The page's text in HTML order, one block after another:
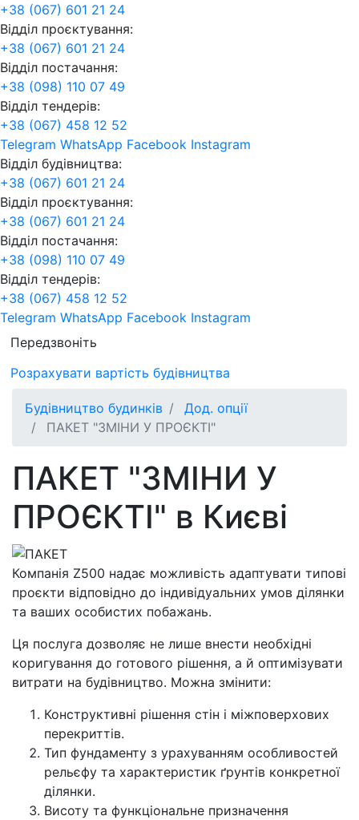
+38 (067) 601 21 24
Відділ проєктування:
+38 (067) 601 21 24
Відділ постачання:
+38 (098) 110 07 49
Відділ тендерів:
+38 (067) 458 12 52
Telegram WhatsApp Facebook Instagram
Відділ будівництва:
+38 (067) 601 21 24
Відділ проєктування:
+38 (067) 601 21 24
Відділ постачання:
+38 (098) 110 07 49
Відділ тендерів:
+38 (067) 458 12 52
Telegram WhatsApp Facebook Instagram
Передзвоніть
Розрахувати вартість будівництва
Будівництво будинків
Дод. опції
ПАКЕТ "ЗМІНИ У ПРОЄКТІ"
ПАКЕТ "ЗМІНИ У
ПРОЄКТІ" в Києві
Компанія Z500 надає можливість адаптувати типові
проєкти відповідно до індивідуальних умов ділянки
та ваших особистих побажань.
Ця послуга дозволяє не лише внести необхідні
коригування до готового рішення, а й оптимізувати
витрати на будівництво. Можна змінити:
Конструктивні рішення стін і міжповерхових
перекриттів.
Тип фундаменту з урахуванням особливостей
рельєфу та характеристик ґрунтів конкретної
ділянки.
Висоту та функціональне призначення